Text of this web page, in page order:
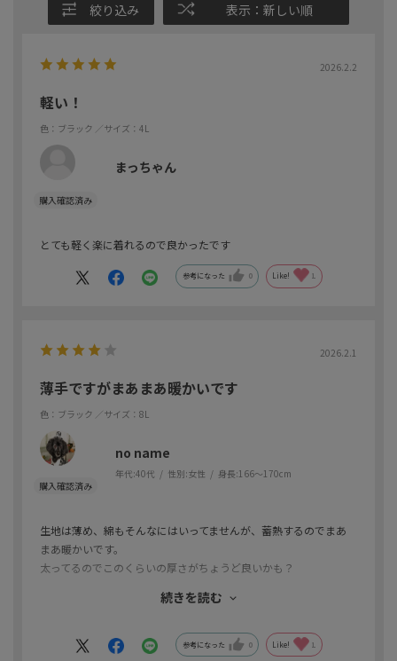
絞り込み 表示：新しい順
2026.2.2
軽い！
色：ブラック ／サイズ：4L
まっちゃん
とても軽く楽に着れるので良かったです
参考になった 0 Like! 1
2026.2.1
薄手ですがまあまあ暖かいです
色：ブラック ／サイズ：8L
no name
年代:40代 性別:女性 身長:166～170cm
生地は薄め、綿もそんなにはいってませんが、蓄熱するのでまあ
まあ暖かいです。
太ってるのでこのくらいの厚さがちょうど良いかも？
に見えるかもしれません。
サイズ感はちょうどよかったです。
続きを読む
参考になった 0 Like! 1